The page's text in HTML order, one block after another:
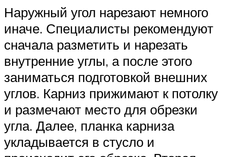
Наружный угол нарезают немного
иначе. Специалисты рекомендуют
сначала разметить и нарезать
внутренние углы, а после этого
заниматься подготовкой внешних
углов. Карниз прижимают к потолку
и размечают место для обрезки
угла. Далее, планка карниза
укладывается в стусло и